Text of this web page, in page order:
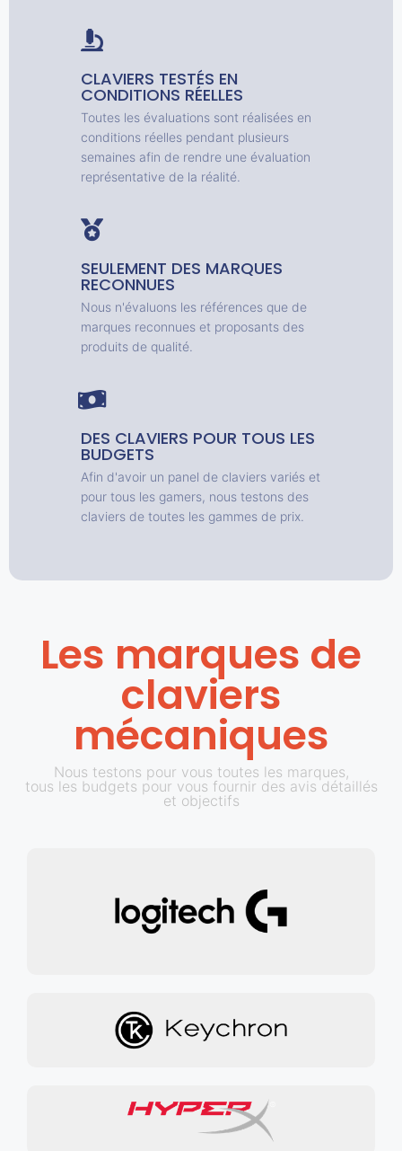
CLAVIERS TESTÉS EN
CONDITIONS RÉELLES
Toutes les évaluations sont réalisées en
conditions réelles pendant plusieurs
semaines afin de rendre une évaluation
représentative de la réalité.
SEULEMENT DES MARQUES
RECONNUES
Nous n'évaluons les références que de
marques reconnues et proposants des
produits de qualité.
DES CLAVIERS POUR TOUS LES
BUDGETS
Afin d'avoir un panel de claviers variés et
pour tous les gamers, nous testons des
claviers de toutes les gammes de prix.
Les marques de
claviers
mécaniques
Nous testons pour vous toutes les marques,
tous les budgets pour vous fournir des avis détaillés
et objectifs